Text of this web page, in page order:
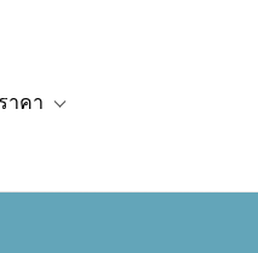
าคา